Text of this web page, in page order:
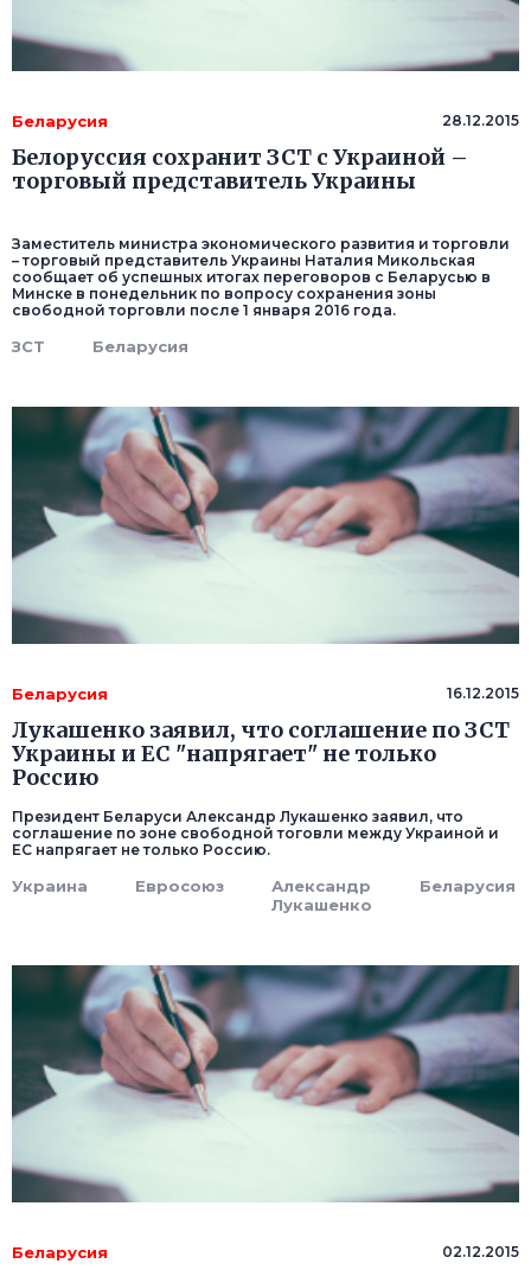
Беларусия 28.12.2015
Белоруссия сохранит ЗСТ с Украиной –
торговый представитель Украины
Заместитель министра экономического развития и торговли
– торговый представитель Украины Наталия Микольская
сообщает об успешных итогах переговоров с Беларусью в
Минске в понедельник по вопросу сохранения зоны
свободной торговли после 1 января 2016 года.
ЗСТ Беларусия
Беларусия 16.12.2015
Лукашенко заявил, что соглашение по ЗСТ
Украины и ЕС "напрягает" не только
Россию
Президент Беларуси Александр Лукашенко заявил, что
соглашение по зоне свободной тоговли между Украиной и
ЕС напрягает не только Россию.
Украина Евросоюз
Александр
Лукашенко
Беларусия
Беларусия 02.12.2015